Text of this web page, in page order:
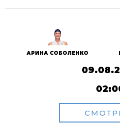
АРИНА СОБОЛЕНКО